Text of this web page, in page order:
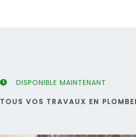
DISPONIBLE MAINTENANT
TOUS VOS TRAVAUX EN